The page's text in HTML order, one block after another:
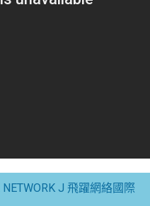
NETWORK J 飛躍網絡國際